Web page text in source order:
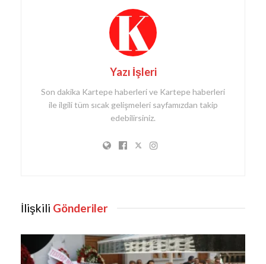
Yazı İşleri
Son dakika Kartepe haberleri ve Kartepe haberleri
ile ilgili tüm sıcak gelişmeleri sayfamızdan takip
edebilirsiniz.
İlişkili Gönderiler